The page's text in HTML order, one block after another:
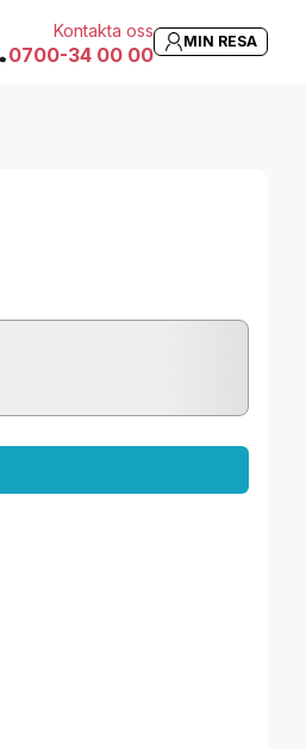
Kontakta oss
0700-34 00 00
MIN RESA
Från43 642:- Fortsätt